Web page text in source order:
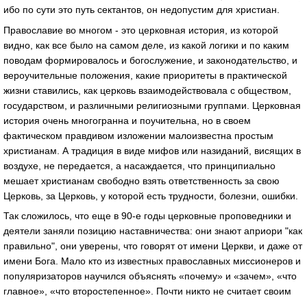
ибо по сути это путь сектантов, он недопустим для христиан.
Православие во многом - это церковная история, из которой
видно, как все было на самом деле, из какой логики и по каким
поводам формировалось и богослужение, и законодательство, и
вероучительные положения, какие приоритеты в практической
жизни ставились, как церковь взаимодействовала с обществом,
государством, и различными религиозными группами. Церковная
история очень многогранна и поучительна, но в своем
фактическом правдивом изложении малоизвестна простым
христианам. А традиция в виде мифов или назиданий, висящих в
воздухе, не передается, а насаждается, что принципиально
мешает христианам свободно взять ответственность за свою
Церковь, за Церковь, у которой есть трудности, болезни, ошибки.
Так сложилось, что еще в 90-е годы церковные проповедники и
деятели заняли позицию наставничества: они знают априори "как
правильно", они уверены, что говорят от имени Церкви, и даже от
имени Бога. Мало кто из известных православных миссионеров и
популяризаторов научился объяснять «почему» и «зачем», «что
главное», «что второстепенное». Почти никто не считает своим